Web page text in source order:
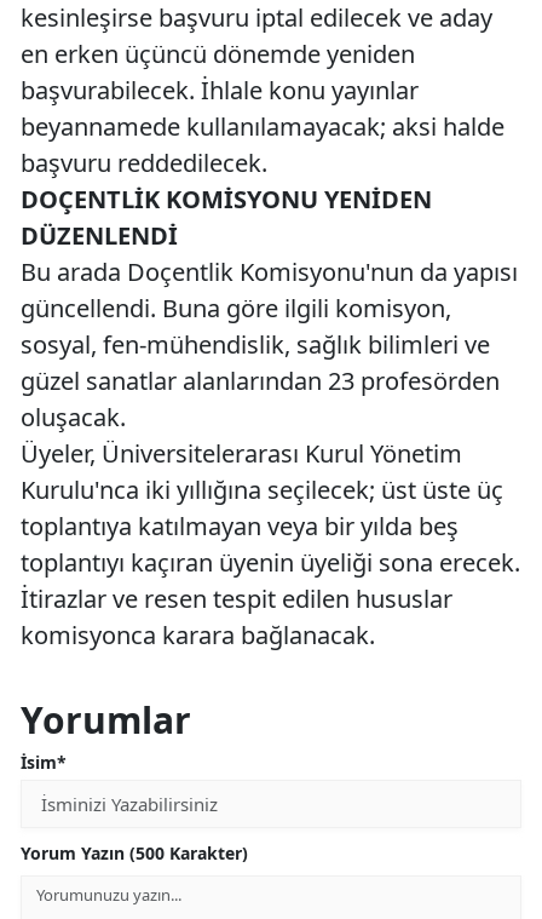
kesinleşirse başvuru iptal edilecek ve aday
en erken üçüncü dönemde yeniden
başvurabilecek. İhlale konu yayınlar
beyannamede kullanılamayacak; aksi halde
başvuru reddedilecek.
DOÇENTLİK KOMİSYONU YENİDEN
DÜZENLENDİ
Bu arada Doçentlik Komisyonu'nun da yapısı
güncellendi. Buna göre ilgili komisyon,
sosyal, fen-mühendislik, sağlık bilimleri ve
güzel sanatlar alanlarından 23 profesörden
oluşacak.
Üyeler, Üniversitelerarası Kurul Yönetim
Kurulu'nca iki yıllığına seçilecek; üst üste üç
toplantıya katılmayan veya bir yılda beş
toplantıyı kaçıran üyenin üyeliği sona erecek.
İtirazlar ve resen tespit edilen hususlar
komisyonca karara bağlanacak.
Yorumlar
İsim*
Yorum Yazın (500 Karakter)